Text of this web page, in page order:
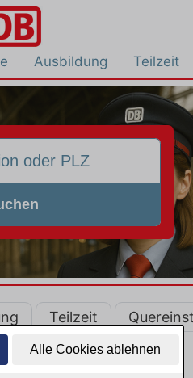
Alle Cookies ablehnen
Ausbildung Teilzeit
Teilzeit
entdecken